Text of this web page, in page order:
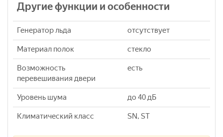
Другие функции и особенности
Генератор льда отсутствует
Материал полок стекло
Возможность
перевешивания двери
есть
Уровень шума до 40 дБ
Климатический класс SN, ST